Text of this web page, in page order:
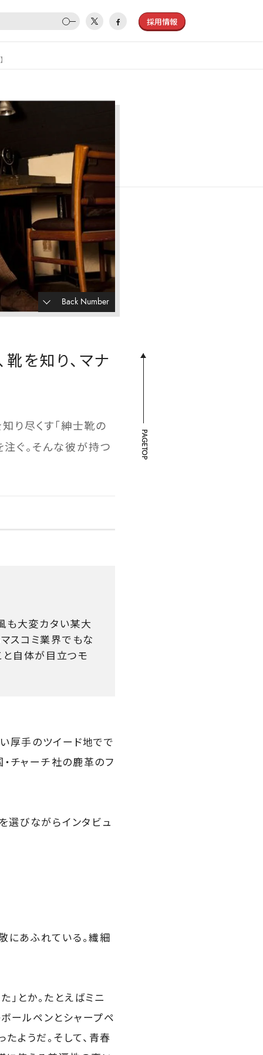
採用情報
Back Number
を知り、マナ
り尽くす「紳士靴の
ぐ。そんな彼が持つ
も大変カタい某大
スコミ業界でもな
と自体が目立つモ
厚手のツイード地でで
チャーチ社の鹿革のフ
選びながらインタビュ
にあふれている。繊細
とか。たとえばミニ
ールペンとシャープペ
ようだ。そして、青春
PAGETOP